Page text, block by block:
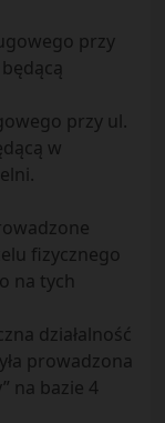
przy
przy ul.
w
fizycznego
na tych
działalność
prowadzona
na bazie 4